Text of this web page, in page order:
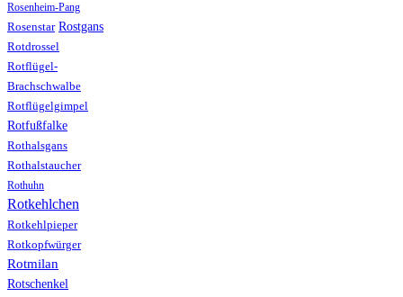
Rosenheim-Pang
Rosenstar Rostgans
Rotdrossel
Rotflügel-
Brachschwalbe
Rotflügelgimpel
Rotfußfalke
Rothalsgans
Rothalstaucher
Rothuhn
Rotkehlchen
Rotkehlpieper
Rotkopfwürger
Rotmilan
Rotschenkel